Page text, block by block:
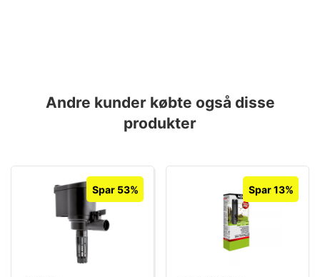
Andre kunder købte også disse
produkter
Spar 53% Spar 13%